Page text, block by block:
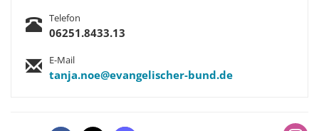
Telefon
06251.8433.13
E-Mail
tanja.noe@evangelischer-bund.de